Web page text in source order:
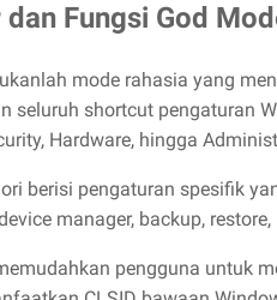
Fungsi God
mode rahasia yang
seluruh shortcut pengaturan
Hardware, hingga
berisi pengaturan spesifik
manager, backup,
pengguna untuk